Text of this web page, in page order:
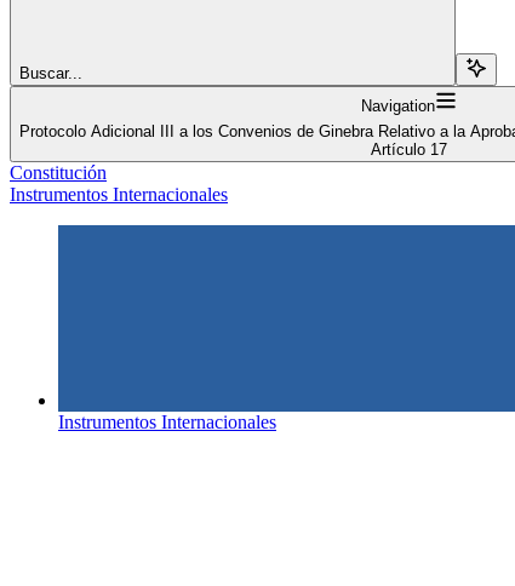
Buscar...
Navigation
Protocolo Adicional III a los Convenios de Ginebra Relativo a la
Artículo 17
Constitución
Instrumentos Internacionales
Instrumentos Internacionales